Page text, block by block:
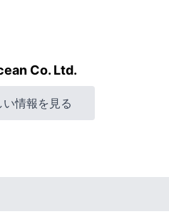
Co. Ltd.
情報を見る